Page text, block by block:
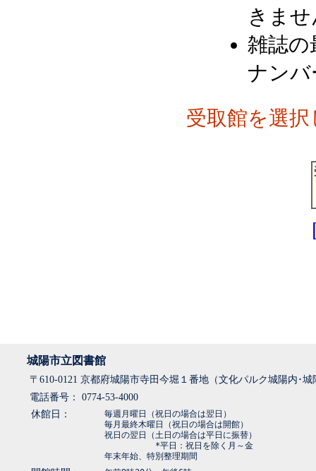
きま
雑誌の
ナン
受取館を選
城陽市立図書館
〒610-0121 京都府城陽市寺田今堀１番地（文化パルク城陽内･
電話番号： 0774-53-4000
休館日：
毎週月曜日（祝日の場合は翌日）
毎月最終木曜日（祝日の場合は開館）
祝日の翌日（土日の場合は平日に振替）
*平日：祝日を除く月～金
年末年始、特別整理期間